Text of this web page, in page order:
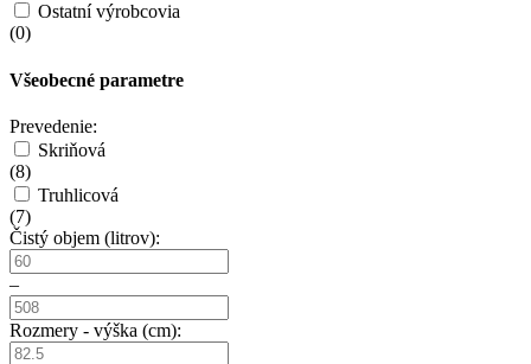
Ostatní výrobcovia
(0)
Všeobecné parametre
Prevedenie:
Skriňová
(8)
Truhlicová
(7)
Čistý objem (litrov):
–
Rozmery - výška (cm):